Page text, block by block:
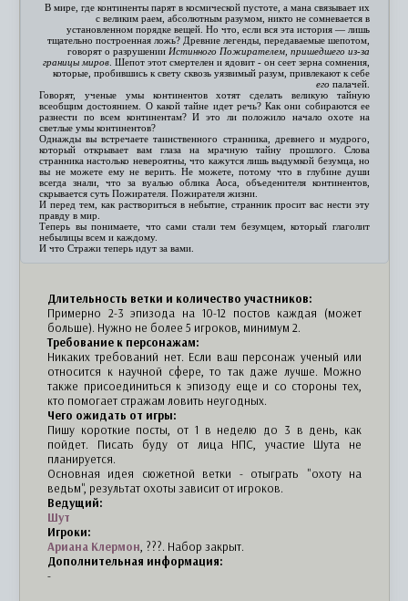
В мире, где континенты парят в космической пустоте, а мана связывает их
с великим раем, абсолютным разумом, никто не сомневается в
установленном порядке вещей. Но что, если вся эта история — лишь
тщательно построенная ложь? Древние легенды, передаваемые шепотом,
говорят о разрушении Истинного Пожирателем, пришедшего из-за
границы миров . Шепот этот смертелен и ядовит - он сеет зерна сомнения,
которые, пробившись к свету сквозь уязвимый разум, привлекают к себе
его палачей.
Говорят, ученые умы континентов хотят сделать великую тайную
всеобщим достоянием. О какой тайне идет речь? Как они собираются ее
разнести по всем континентам? И это ли положило начало охоте на
светлые умы континентов?
Однажды вы встречаете таинственного странника, древнего и мудрого,
который открывает вам глаза на мрачную тайну прошлого. Слова
странника настолько невероятны, что кажутся лишь выдумкой безумца, но
вы не можете ему не верить. Не можете, потому что в глубине души
всегда знали, что за вуалью облика Аоса, объеденителя континентов,
скрывается суть Пожирателя. Пожирателя жизни.
И перед тем, как раствориться в небытие, странник просит вас нести эту
правду в мир.
Теперь вы понимаете, что сами стали тем безумцем, который глаголит
небылицы всем и каждому.
И что Стражи теперь идут за вами.
Длительность ветки и количество участников:
Примерно 2-3 эпизода на 10-12 постов каждая (может
больше). Нужно не более 5 игроков, минимум 2.
Требование к персонажам:
Никаких требований нет. Если ваш персонаж ученый или
относится к научной сфере, то так даже лучше. Можно
также присоединиться к эпизоду еще и со стороны тех,
кто помогает стражам ловить неугодных.
Чего ожидать от игры:
Пишу короткие посты, от 1 в неделю до 3 в день, как
пойдет. Писать буду от лица НПС, участие Шута не
планируется.
Основная идея сюжетной ветки - отыграть "охоту на
ведьм", результат охоты зависит от игроков.
Ведущий:
Шут
Игроки:
Ариана Клермон , ???. Набор закрыт.
Дополнительная информация:
-